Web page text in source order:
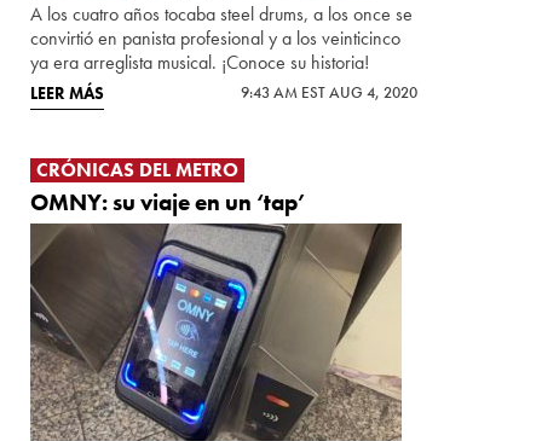
A los cuatro años tocaba steel drums, a los once se
convirtió en panista profesional y a los veinticinco
ya era arreglista musical. ¡Conoce su historia!
LEER MÁS 9:43 AM EST AUG 4, 2020
CRÓNICAS DEL METRO
OMNY: su viaje en un ‘tap’